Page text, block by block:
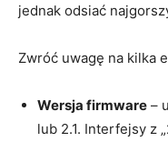
jednak odsiać
Zwróć uwagę na kilka
Wersja firmware –
lub 2.1. Interfejsy z